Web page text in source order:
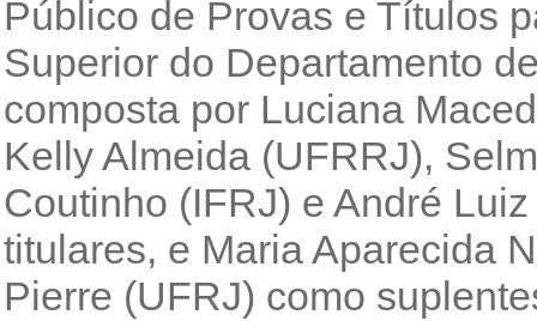
Público de Provas e Títulos
Superior do Departamento
composta por Luciana
Kelly Almeida (UFRRJ),
Coutinho (IFRJ) e André
titulares, e Maria Aparecida
Pierre (UFRJ) como